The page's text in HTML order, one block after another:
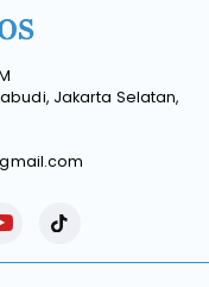
Jakarta Selatan,